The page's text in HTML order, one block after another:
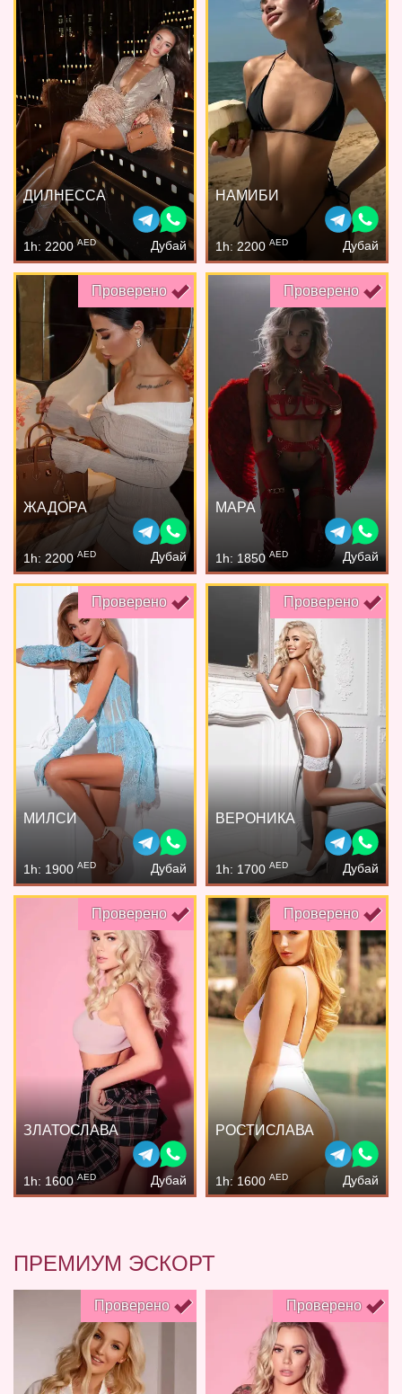
ДИЛНЕССА
1h: 2200AED Дубай
НАМИБИ
1h: 2200 AED Дубай
Проверено
ЖАДОРА
1h: 2200AED Дубай
Проверено
МАРА
1h: 1850 AED Дубай
Проверено
МИЛСИ
1h: 1900 AED Дубай
Проверено
ВЕРОНИКА
1h: 1700 AED Дубай
Проверено
ЗЛАТОСЛАВА
1h: 1600AED Дубай
Проверено
РОСТИСЛАВА
1h: 1600 AED Дубай
ПРЕМИУМ ЭСКОРТ
Проверено Проверено